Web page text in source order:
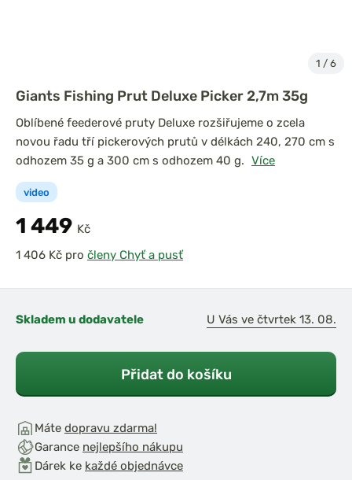
1 / 6
Giants Fishing Prut Deluxe Picker 2,7m 35g
video
Oblíbené feederové pruty Deluxe rozšiřujeme o zcela
novou řadu tří pickerových prutů v délkách 240, 270 cm s
odhozem 35 g a 300 cm s odhozem 40 g. Více
1 449 Kč
pro členy Chyť a pusť
Skladem u dodavatele U Vás ve čtvrtek 13. 08.
Přidat do košíku
Máte dopravu zdarma!
Garance nejlepšího nákupu
Dárek ke každé objednávce